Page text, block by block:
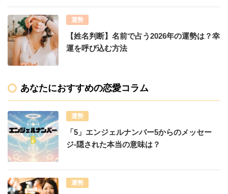
運勢
【姓名判断】名前で占う2026年の運勢は？幸
運を呼び込む方法
あなたにおすすめの恋愛コラム
運勢
「5」エンジェルナンバー5からのメッセー
ジ-隠された本当の意味は？
運勢